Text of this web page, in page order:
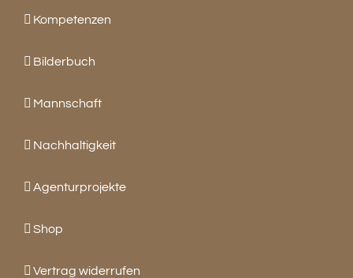
Kompetenzen
Bilderbuch
Mannschaft
Nachhaltigkeit
Agenturprojekte
Shop
Vertrag widerrufen